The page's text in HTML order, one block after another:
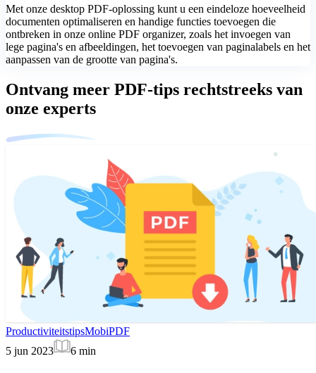
Met onze desktop PDF-oplossing kunt u een eindeloze hoeveelheid
documenten optimaliseren en handige functies toevoegen die
ontbreken in onze online PDF organizer, zoals het invoegen van
lege pagina's en afbeeldingen, het toevoegen van paginalabels en het
aanpassen van de grootte van pagina's.
Ontvang meer PDF-tips rechtstreeks van
onze experts
ProductiviteitstipsMobiPDF
5 jun 2023
6 min